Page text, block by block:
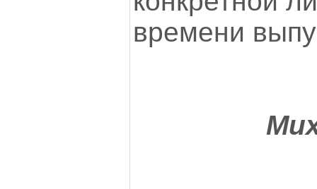
времени